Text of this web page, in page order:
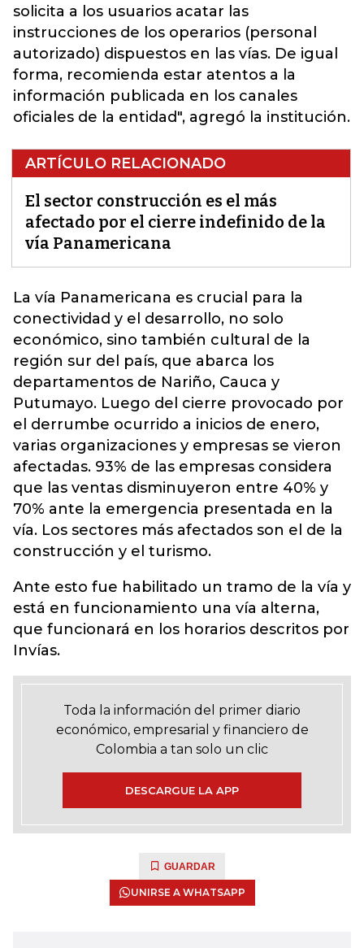
solicita a los usuarios acatar las
instrucciones de los operarios (personal
autorizado) dispuestos en las vías. De igual
forma, recomienda estar atentos a la
información publicada en los canales
oficiales de la entidad", agregó la institución.
ARTÍCULO RELACIONADO
El sector construcción es el más
afectado por el cierre indefinido de la
vía Panamericana
La vía Panamericana es crucial para la
conectividad y el desarrollo, no solo
económico, sino también cultural de la
región sur del país, que abarca los
departamentos de Nariño, Cauca y
Putumayo. Luego del cierre provocado por
el derrumbe ocurrido a inicios de enero,
varias organizaciones y empresas se vieron
afectadas. 93% de las empresas considera
que las ventas disminuyeron entre 40% y
70% ante la emergencia presentada en la
vía. Los sectores más afectados son el de la
construcción y el turismo.
Ante esto fue habilitado un tramo de la vía y
está en funcionamiento una vía alterna,
que funcionará en los horarios descritos por
Invías.
Toda la información del primer diario
económico, empresarial y financiero de
Colombia a tan solo un clic
DESCARGUE LA APP
GUARDAR
UNIRSE A WHATSAPP